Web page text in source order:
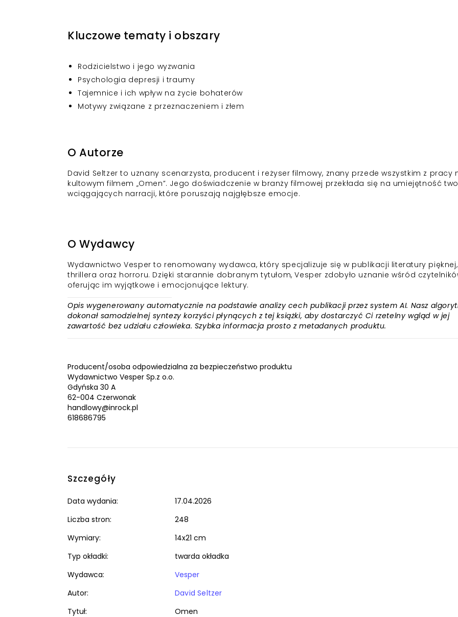
Kluczowe tematy i obszary
Rodzicielstwo i jego wyzwania
Psychologia depresji i traumy
Tajemnice i ich wpływ na życie bohaterów
Motywy związane z przeznaczeniem i złem
O Autorze
David Seltzer to uznany scenarzysta, producent i reżyser filmowy, znany przede wszystkim z pracy
kultowym filmem „Omen”. Jego doświadczenie w branży filmowej przekłada się na umiejętność
wciągających narracji, które poruszają najgłębsze emocje.
O Wydawcy
Wydawnictwo Vesper to renomowany wydawca, który specjalizuje się w publikacji literatury pięknej,
thrillera oraz horroru. Dzięki starannie dobranym tytułom, Vesper zdobyło uznanie wśród
oferując im wyjątkowe i emocjonujące lektury.
Opis wygenerowany automatycznie na podstawie analizy cech publikacji przez system AI. Nasz
dokonał samodzielnej syntezy korzyści płynących z tej książki, aby dostarczyć Ci rzetelny wgląd w jej
zawartość bez udziału człowieka. Szybka informacja prosto z metadanych produktu.
Producent/osoba odpowiedzialna za bezpieczeństwo produktu
Wydawnictwo Vesper Sp.z o.o.
Gdyńska 30 A
62-004 Czerwonak
handlowy@inrock.pl
618686795
Szczegóły
Data wydania:
17.04.2026
Liczba stron:
248
Wymiary:
14x21 cm
Typ okładki:
twarda okładka
Wydawca:
Vesper
Autor:
David Seltzer
Tytuł:
Omen